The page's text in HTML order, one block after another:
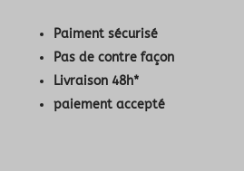
Paiment sécurisé
Pas de contre façon
Livraison 48h*
paiement accepté